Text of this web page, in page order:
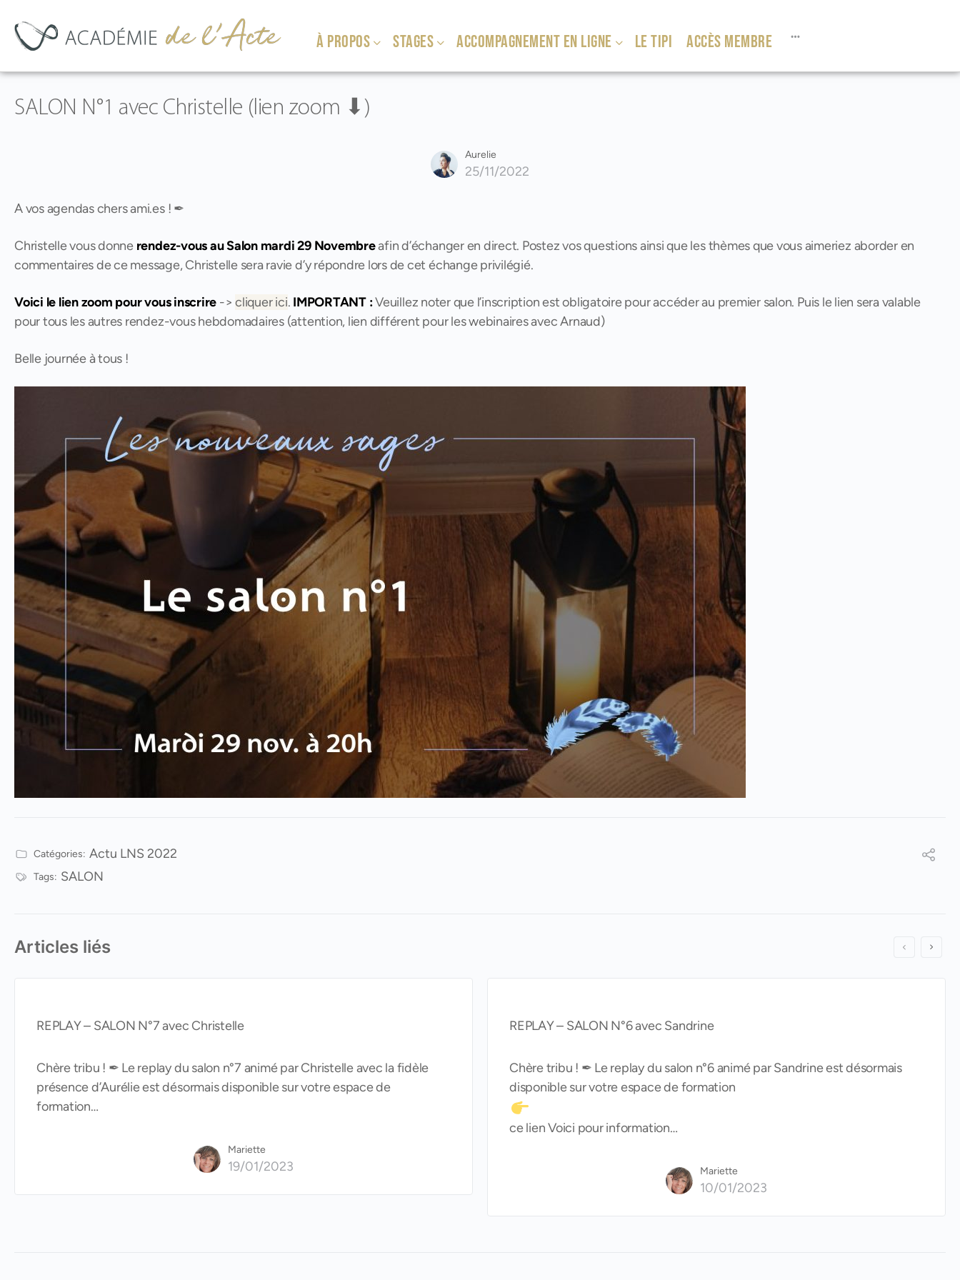
À PROPOS STAGES ACCOMPAGNEMENT EN LIGNE LE TIPI ACCÈS MEMBRE
SALON N°1 avec Christelle (lien zoom ⬇)
Aurelie
25/11/2022
A vos agendas chers ami.es ! ✒
Christelle vous donne rendez-vous au Salon mardi 29 Novembreafin d’échanger en direct. Postez vos questions ainsi que les thèmes que vous aimeriez aborder en
commentaires de ce message, Christelle sera ravie d’y répondre lors de cet échange privilégié.
Voici le lien zoom pour vous inscrire ->cliquer ici. IMPORTANT :Veuillez noter que l’inscription est obligatoire pour accéder au premier salon. Puis le lien sera valable
pour tous les autres rendez-vous hebdomadaires (attention, lien différent pour les webinaires avec Arnaud)
Belle journée à tous !
Catégories: Actu LNS 2022
Tags: SALON
Articles liés
REPLAY – SALON N°7 avec Christelle
Chère tribu ! ✒ Le replay du salon n°7 animé par Christelle avec la fidèle
présence d’Aurélie est désormais disponible sur votre espace de
formation…
Mariette
19/01/2023
REPLAY – SALON N°6 avec Sandrine
Chère tribu ! ✒ Le replay du salon n°6 animé par Sandrine est désormais
disponible sur votre espace de formation
ce lien Voici pour information…
Mariette
10/01/2023